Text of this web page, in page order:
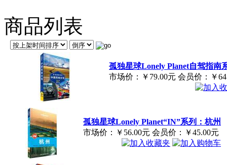
商品列表
孤独星球Lonely Planet自驾指南
市场价：
￥79.00元 会员价： ￥
孤独星球Lonely Planet“IN”系列：杭州
市场价：
￥56.00元 会员价： ￥45.00元